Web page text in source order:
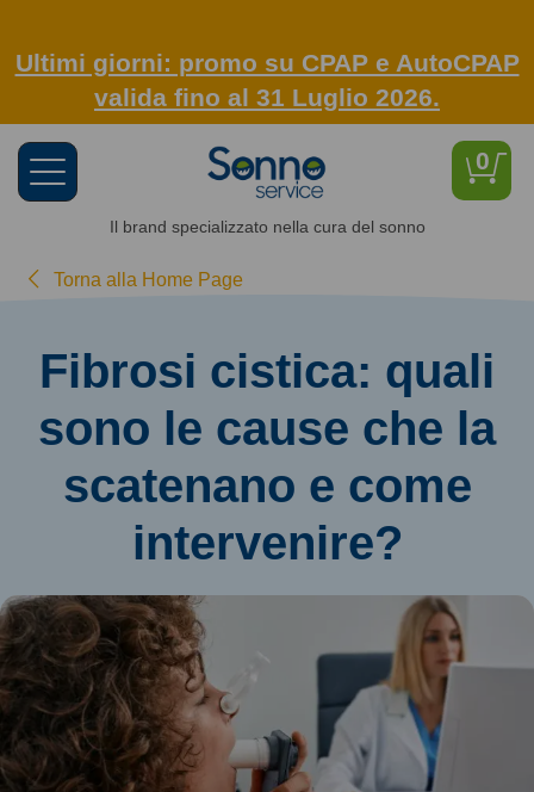
Ultimi giorni: promo su CPAP e AutoCPAP
valida fino al 31 Luglio 2026.
0
Toggle
navigation
Il brand specializzato nella cura del sonno
Torna alla Home Page
Fibrosi cistica: quali
sono le cause che la
scatenano e come
intervenire?